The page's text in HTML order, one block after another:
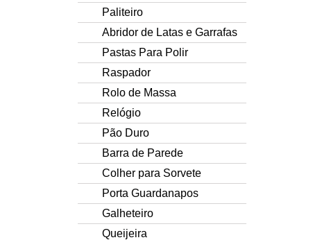
Paliteiro
Abridor de Latas e Garrafas
Pastas Para Polir
Raspador
Rolo de Massa
Relógio
Pão Duro
Barra de Parede
Colher para Sorvete
Porta Guardanapos
Galheteiro
Queijeira